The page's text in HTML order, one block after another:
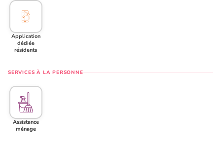
Application
dédiée
résidents
SERVICES À LA PERSONNE
Assistance
ménage